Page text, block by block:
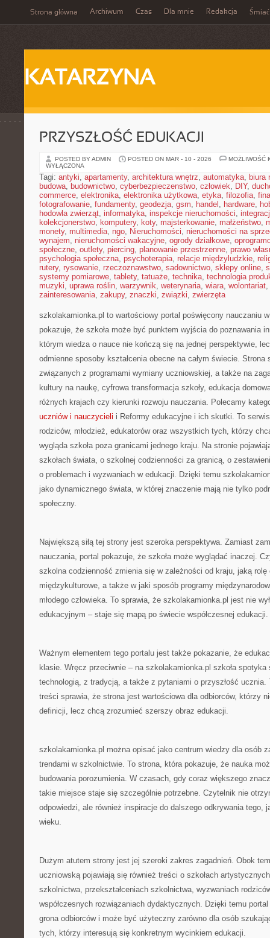
Strona główna Archiwum Czas Dla mnie Redakcja Śmiać
KATARZYNA
PRZYSZŁOŚĆ EDUKACJI
POSTED BY ADMIN POSTED ON MAR - 10 - 2026
MOŻLIWOŚĆ
WYŁĄCZONA
Tagi: antyki, apartamenty, architektura wnętrz, automatyka, biura
budowa, budownictwo, cyberbezpieczenstwo, człowiek, DIY,
commerce, elektronika, elektronika użytkowa, etyka, filozofia,
fotografowanie, fundamenty, geodezja, gsm, handel , hardware,
hodowla zwierząt, informatyka, inspekcje nieruchomości,
kolekcjonerstwo, komputery, koty, majsterkowanie, małżeństwo,
monety, multimedia, ngo, Nieruchomości, nieruchomości na
wynajem, nieruchomości wakacyjne, ogrody działkowe,
społeczne, outlety, piercing, planowanie przestrzenne, prawo
psychologia społeczna, psychoterapia, relacje międzyludzkie,
rutery, rysowanie, rzeczoznawstwo, sadownictwo, sklepy online,
systemy pomiarowe, tablety, tatuaże, technika, technologia
muzyki, uprawa roślin, warzywnik, weterynaria, wiara, wolontariat,
zainteresowania, zakupy, znaczki, związki, zwierzęta
szkolakamionka.pl to wartościowy portal poświęcony nauczaniu
pokazuje, że szkoła może być punktem wyjścia do poznawania
którym wiedza o nauce nie kończą się na jednej perspektywie,
odmienne sposoby kształcenia obecne na całym świecie.
związanych z programami wymiany uczniowskiej, a także na
kultury na naukę, cyfrowa transformacja szkoły, edukacja
różnych krajach czy kierunki rozwoju nauczania. Polecamy
uczniów i nauczycieli i Reformy edukacyjne i ich skutki. To
rodziców, młodzież, edukatorów oraz wszystkich tych, którzy
wygląda szkoła poza granicami jednego kraju. Na stronie
szkołach świata, o szkolnej codzienności za granicą, o
o problemach i wyzwaniach w edukacji. Dzięki temu
jako dynamicznego świata, w której znaczenie mają nie tylko
społeczny.
Największą siłą tej strony jest szeroka perspektywa. Zamiast
nauczania, portal pokazuje, że szkoła może wyglądać inaczej.
szkolna codzienność zmienia się w zależności od kraju, jaką rolę
międzykulturowe, a także w jaki sposób programy
młodego człowieka. To sprawia, że szkolakamionka.pl jest nie
edukacyjnym – staje się mapą po świecie współczesnej edukacji.
Ważnym elementem tego portalu jest także pokazanie, że
klasie. Wręcz przeciwnie – na szkolakamionka.pl szkoła spotyka
technologią, z tradycją, a także z pytaniami o przyszłość ucznia.
treści sprawia, że strona jest wartościowa dla odbiorców, którzy
definicji, lecz chcą zrozumieć szerszy obraz edukacji.
szkolakamionka.pl można opisać jako centrum wiedzy dla osób
trendami w szkolnictwie. To strona, która pokazuje, że nauka
budowania porozumienia. W czasach, gdy coraz większego
takie miejsce staje się szczególnie potrzebne. Czytelnik nie
odpowiedzi, ale również inspiracje do dalszego odkrywania tego,
wieku.
Dużym atutem strony jest jej szeroki zakres zagadnień. Obok
uczniowską pojawiają się również treści o szkołach
szkolnictwa, przekształceniach szkolnictwa, wyzwaniach
współczesnych rozwiązaniach dydaktycznych. Dzięki temu
grona odbiorców i może być użyteczny zarówno dla osób
tych, którzy interesują się konkretnym wycinkiem edukacji.